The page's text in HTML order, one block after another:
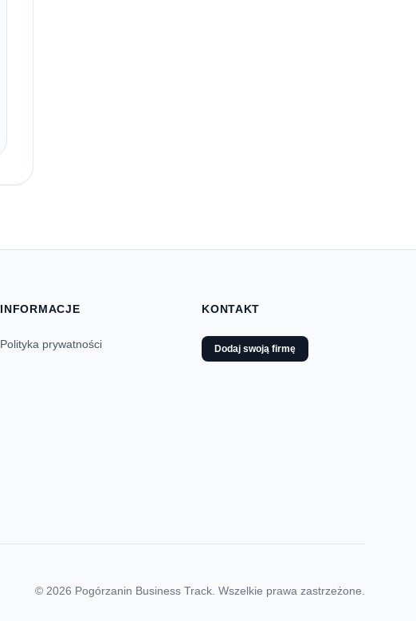
INFORMACJE
Polityka prywatności
KONTAKT
Dodaj swoją firmę
© 2026 Pogórzanin Business Track. Wszelkie prawa zastrzeżone.